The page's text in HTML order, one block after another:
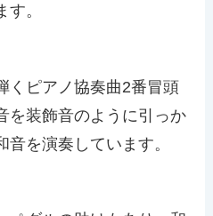
。
くピアノ協奏曲2番冒頭
を装飾音のように引っか
を演奏しています。